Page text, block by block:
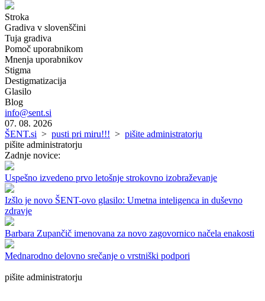
Stroka
Gradiva v slovenščini
Tuja gradiva
Pomoč uporabnikom
Mnenja uporabnikov
Stigma
Destigmatizacija
Glasilo
Blog
info@sent.si
07. 08. 2026
ŠENT.si > pusti pri miru!!! > pišite administratorju
pišite administratorju
Zadnje novice:
Uspešno izvedeno prvo letošnje strokovno izobraževanje
Izšlo je novo ŠENT-ovo glasilo: Umetna inteligenca in duševno
zdravje
Barbara Zupančič imenovana za novo zagovornico načela enakosti
Mednarodno delovno srečanje o vrstniški podpori
pišite administratorju